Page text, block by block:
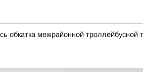
обкатка межрайонной троллейбусной